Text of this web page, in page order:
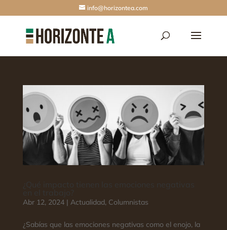
info@horizontea.com
Abr 12, 2024| Actualidad, Columnistas
¿Sabías que las emociones negativas como el enojo, la